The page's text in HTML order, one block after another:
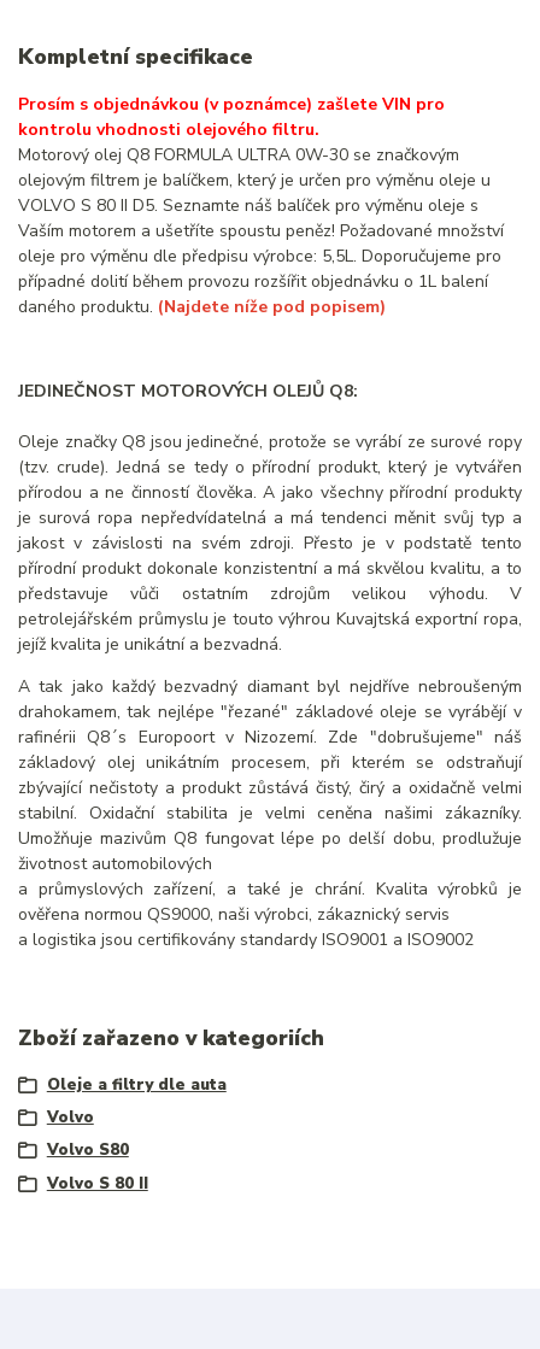
Kompletní specifikace
Prosím s objednávkou (v poznámce) zašlete VIN pro
kontrolu vhodnosti olejového filtru.
Motorový olej Q8 FORMULA ULTRA 0W-30 se značkovým
olejovým filtrem je balíčkem, který je určen pro výměnu oleje u
VOLVO S 80 II D5. Seznamte náš balíček pro výměnu oleje s
Vaším motorem a ušetříte spoustu peněz! Požadované množství
oleje pro výměnu dle předpisu výrobce: 5,5L. Doporučujeme pro
případné dolití během provozu rozšířit objednávku o 1L balení
daného produktu. (Najdete níže pod popisem)
JEDINEČNOST MOTOROVÝCH OLEJŮ Q8:
Oleje značky Q8 jsou jedinečné, protože se vyrábí ze surové ropy
(tzv. crude). Jedná se tedy o přírodní produkt, který je vytvářen
přírodou a ne činností člověka. A jako všechny přírodní produkty
je surová ropa nepředvídatelná a má tendenci měnit svůj typ a
jakost v závislosti na svém zdroji. Přesto je v podstatě tento
přírodní produkt dokonale konzistentní a má skvělou kvalitu, a to
představuje vůči ostatním zdrojům velikou výhodu. V
petrolejářském průmyslu je touto výhrou Kuvajtská exportní ropa,
jejíž kvalita je unikátní a bezvadná.
A tak jako každý bezvadný diamant byl nejdříve nebroušeným
drahokamem, tak nejlépe "řezané" základové oleje se vyrábějí v
rafinérii Q8´s Europoort v Nizozemí. Zde "dobrušujeme" náš
základový olej unikátním procesem, při kterém se odstraňují
zbývající nečistoty a produkt zůstává čistý, čirý a oxidačně velmi
stabilní. Oxidační stabilita je velmi ceněna našimi zákazníky.
Umožňuje mazivům Q8 fungovat lépe po delší dobu, prodlužuje
životnost automobilových
a průmyslových zařízení, a také je chrání. Kvalita výrobků je
ověřena normou QS9000, naši výrobci, zákaznický servis
a logistika jsou certifikovány standardy ISO9001 a ISO9002
Zboží zařazeno v kategoriích
Oleje a filtry dle auta
Volvo
Volvo S80
Volvo S 80 II